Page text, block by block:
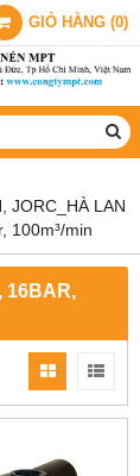
GIỎ HÀNG (0)
JORC_HÀ LAN
100m³/min
16BAR,